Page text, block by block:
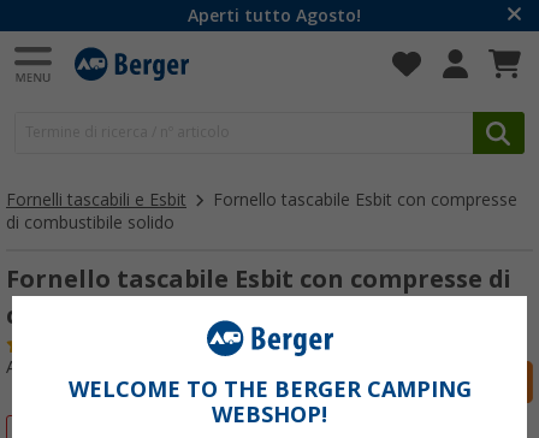
Aperti tutto Agosto!
Fornelli tascabili e Esbit
Fornello tascabile Esbit con compresse
di combustibile solido
Fornello tascabile Esbit con compresse di
combustibile solido incluse 12x14g
Articolo n: 472340
WELCOME TO THE BERGER CAMPING
WEBSHOP!